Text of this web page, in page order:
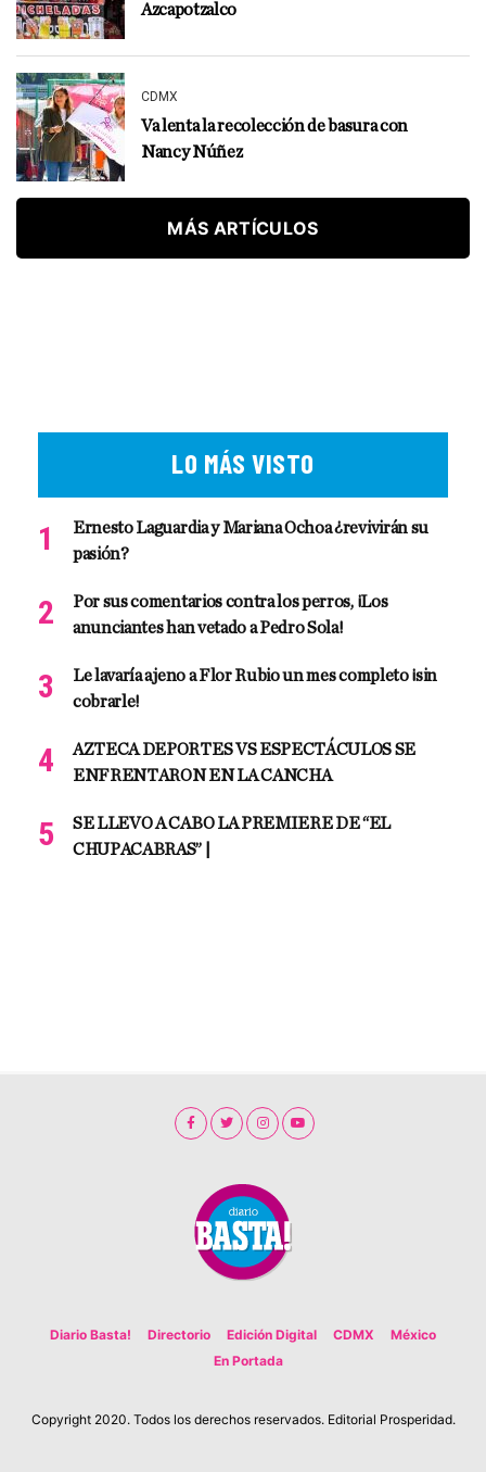
Azcapotzalco
CDMX
Va lenta la recolección de basura con
Nancy Núñez
MÁS ARTÍCULOS
LO MÁS VISTO
Ernesto Laguardia y Mariana Ochoa ¿revivirán su
pasión?
Por sus comentarios contra los perros, ¡Los
anunciantes han vetado a Pedro Sola!
Le lavaría ajeno a Flor Rubio un mes completo ¡sin
cobrarle!
AZTECA DEPORTES VS ESPECTÁCULOS SE
ENFRENTARON EN LA CANCHA
SE LLEVO A CABO LA PREMIERE DE “EL
CHUPACABRAS” |
Diario Basta! Directorio Edición Digital CDMX
México
En Portada
Copyright 2020. Todos los derechos reservados. Editorial Prosperidad.